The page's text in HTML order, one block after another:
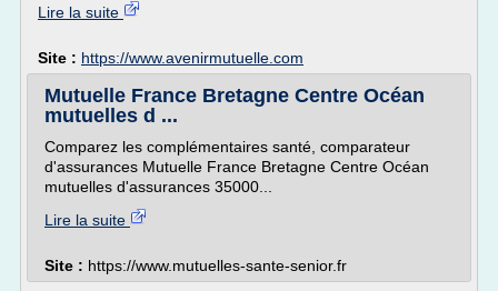
Lire la suite
Site : https://www.avenirmutuelle.com
Mutuelle France Bretagne Centre Océan
mutuelles d ...
Comparez les complémentaires santé, comparateur
d'assurances Mutuelle France Bretagne Centre Océan
mutuelles d'assurances 35000...
Lire la suite
Site : https://www.mutuelles-sante-senior.fr